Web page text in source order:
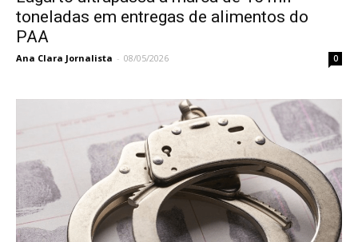
toneladas em entregas de alimentos do
PAA
Ana Clara Jornalista - 08/05/2026 0